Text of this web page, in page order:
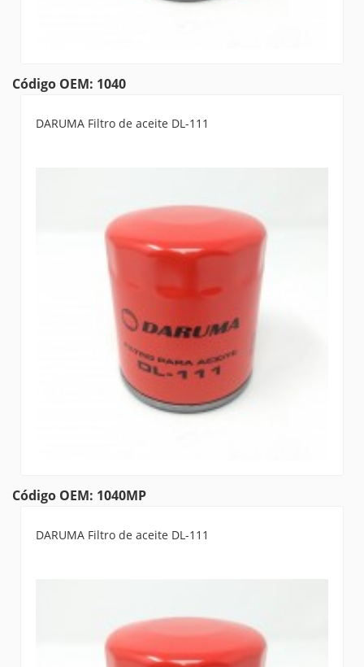
Código OEM: 1040
DARUMA Filtro de aceite DL-111
Código OEM: 1040MP
DARUMA Filtro de aceite DL-111